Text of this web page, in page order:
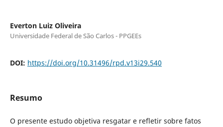
Everton Luiz Oliveira
Universidade Federal de São Carlos - PPGEEs
DOI: https://doi.org/10.31496/rpd.v13i29.540
Resumo
O presente estudo objetiva resgatar e refletir sobre fatos